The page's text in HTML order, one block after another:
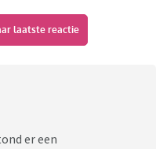
laatste reactie
er een